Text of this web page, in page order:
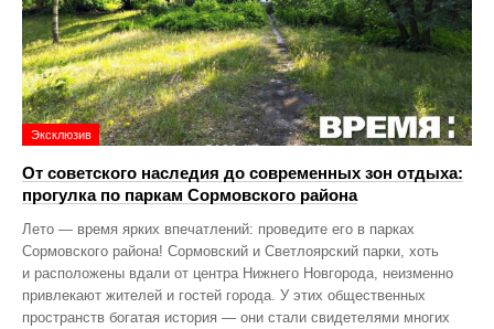
Эксклюзив
От советского наследия до современных зон отдыха:
прогулка по паркам Сормовского района
Лето — время ярких впечатлений: проведите его в парках
Сормовского района! Сормовский и Светлоярский парки, хоть
и расположены вдали от центра Нижнего Новгорода, неизменно
привлекают жителей и гостей города. У этих общественных
пространств богатая история — они стали свидетелями многих